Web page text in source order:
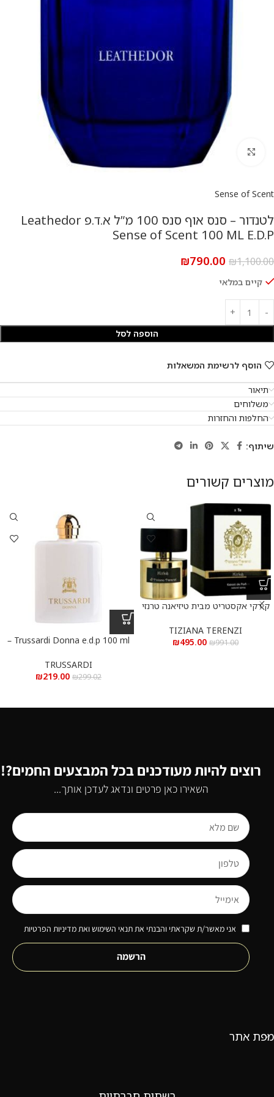
להגדלת התמונה
Sense of Scent
לטנדור – סנס אוף סנס 100 מ”ל א.ד.פ Leathedor
Sense of Scent 100 ML E.D.P
₪1,100.00
₪790.00
קיים במלאי
הוספה לסל
הוסף לרשימת המשאלות
תיאור
משלוחים
החלפות והחזרות
שיתוף:
מוצרים קשורים
קירקי אקסטריט מבית טיזיאנה טרנזי
Parfum 100 ml
TIZIANA TERENZI
₪991.00
₪495.00
Trussardi Donna e.d.p 100 ml –
TRUSSARDI
₪299.02
₪219.00
רוצים להיות מעודכנים בכל המבצעים החמים?!
השאירו כאן פרטים ונדאג לעדכן אותך...
אני מאשר/ת שקראתי והבנתי את תנאי השימוש ואת מדיניות הפרטיות
הרשמה
מפת אתר